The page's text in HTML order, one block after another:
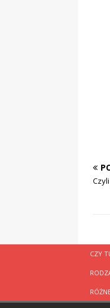
CZY